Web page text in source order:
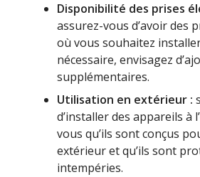
Disponibilité des prises
assurez-vous d’avoir des
où vous souhaitez
nécessaire, envisagez
supplémentaires.
Utilisation en extérieur :
d’installer des appareils à
vous qu’ils sont conçus
extérieur et qu’ils sont
intempéries.